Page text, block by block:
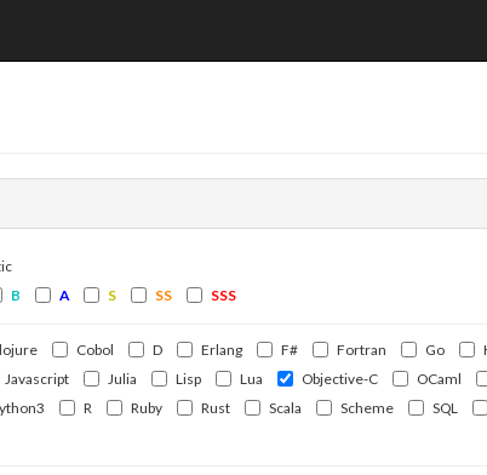
B A S SS SSS
Cobol D Erlang F# Fortran Go
Javascript Julia Lisp Lua Objective-C OCaml
R Ruby Rust Scala Scheme SQL